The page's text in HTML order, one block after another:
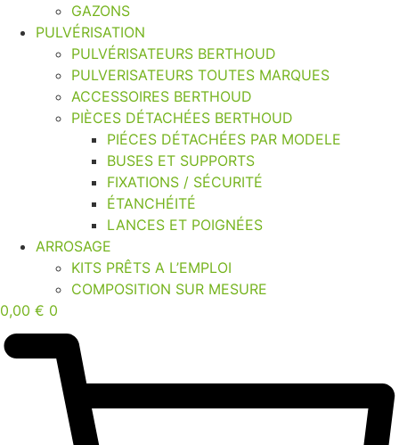
GAZONS
PULVÉRISATION
PULVÉRISATEURS BERTHOUD
PULVERISATEURS TOUTES MARQUES
ACCESSOIRES BERTHOUD
PIÈCES DÉTACHÉES BERTHOUD
PIÉCES DÉTACHÉES PAR MODELE
BUSES ET SUPPORTS
FIXATIONS / SÉCURITÉ
ÉTANCHÉITÉ
LANCES ET POIGNÉES
ARROSAGE
KITS PRÊTS A L’EMPLOI
COMPOSITION SUR MESURE
0,00 € 0